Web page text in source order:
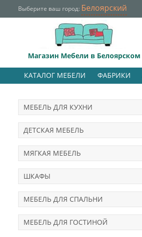
Выберите ваш город: Белоярский
Магазин Мебели в Белоярском
КАТАЛОГ МЕБЕЛИ ФАБРИКИ
МЕБЕЛЬ ДЛЯ КУХНИ
ДЕТСКАЯ МЕБЕЛЬ
МЯГКАЯ МЕБЕЛЬ
ШКАФЫ
МЕБЕЛЬ ДЛЯ СПАЛЬНИ
МЕБЕЛЬ ДЛЯ ГОСТИНОЙ